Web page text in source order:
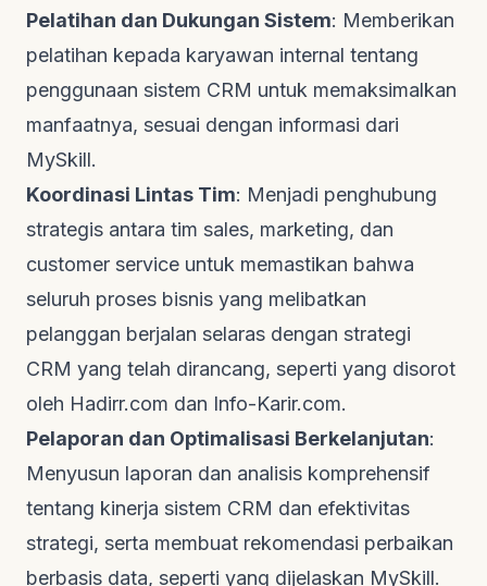
Pelatihan dan Dukungan Sistem: Memberikan
pelatihan kepada karyawan internal tentang
penggunaan sistem CRM untuk memaksimalkan
manfaatnya, sesuai dengan informasi dari
MySkill.
Koordinasi Lintas Tim: Menjadi penghubung
strategis antara tim sales, marketing, dan
customer service untuk memastikan bahwa
seluruh proses bisnis yang melibatkan
pelanggan berjalan selaras dengan strategi
CRM yang telah dirancang, seperti yang disorot
oleh Hadirr.com dan Info-Karir.com.
Pelaporan dan Optimalisasi Berkelanjutan:
Menyusun laporan dan analisis komprehensif
tentang kinerja sistem CRM dan efektivitas
strategi, serta membuat rekomendasi perbaikan
berbasis data, seperti yang dijelaskan MySkill.